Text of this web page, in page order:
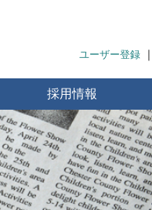
ユーザー登録｜
採用情報